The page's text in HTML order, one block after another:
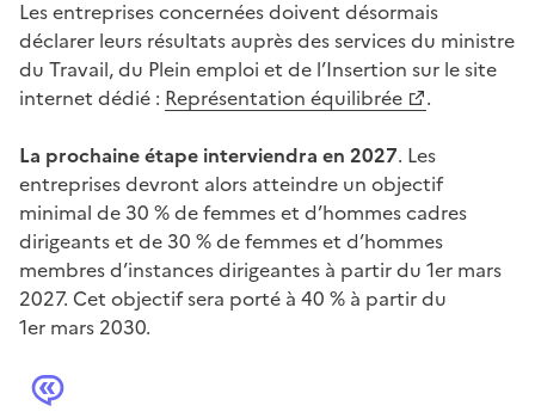
Les entreprises concernées doivent désormais
déclarer leurs résultats auprès des services du ministre
du Travail, du Plein emploi et de l’Insertion sur le site
internet dédié : Représentation équilibrée
.
La prochaine étape interviendra en 2027. Les
entreprises devront alors atteindre un objectif
minimal de 30 % de femmes et d’hommes cadres
dirigeants et de 30 % de femmes et d’hommes
membres d’instances dirigeantes à partir du 1er mars
2027. Cet objectif sera porté à 40 % à partir du
1er mars 2030.